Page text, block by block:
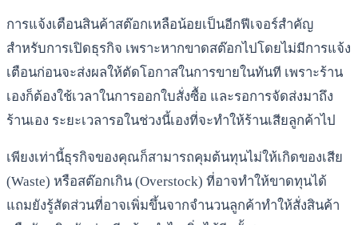
การแจ้งเตือนสินค้าสต๊อกเหลือน้อยเป็นอีกฟีเจอร์สำคัญ
สำหรับการเปิดธุรกิจ เพราะหากขาดสต๊อกไปโดยไม่มีการแจ้ง
เตือนก่อนจะส่งผลให้ตัดโอกาสในการขายในทันที เพราะร้าน
เองก็ต้องใช้เวลาในการออกใบสั่งซื้อ และรอการจัดส่งมาถึง
ร้านเอง ระยะเวลารอในช่วงนี้เองที่จะทำให้ร้านเสียลูกค้าไป
เพียงเท่านี้ธุรกิจของคุณก็สามารถคุมต้นทุนไม่ให้เกิดของเสีย
(Waste) หรือสต๊อกเกิน (Overstock) ที่อาจทำให้ขาดทุนได้
แถมยังรู้สัดส่วนที่อาจเพิ่มขึ้นจากจำนวนลูกค้าทำให้สั่งสินค้า